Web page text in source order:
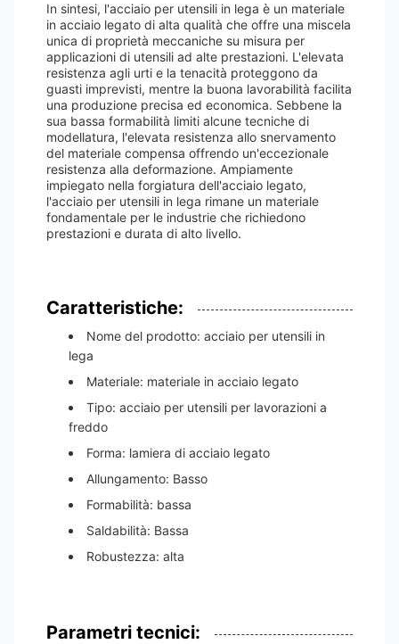
In sintesi, l'acciaio per utensili in lega è un materiale
in acciaio legato di alta qualità che offre una miscela
unica di proprietà meccaniche su misura per
applicazioni di utensili ad alte prestazioni. L'elevata
resistenza agli urti e la tenacità proteggono da
guasti imprevisti, mentre la buona lavorabilità facilita
una produzione precisa ed economica. Sebbene la
sua bassa formabilità limiti alcune tecniche di
modellatura, l'elevata resistenza allo snervamento
del materiale compensa offrendo un'eccezionale
resistenza alla deformazione. Ampiamente
impiegato nella forgiatura dell'acciaio legato,
l'acciaio per utensili in lega rimane un materiale
fondamentale per le industrie che richiedono
prestazioni e durata di alto livello.
Caratteristiche:
Nome del prodotto: acciaio per utensili in
lega
Materiale: materiale in acciaio legato
Tipo: acciaio per utensili per lavorazioni a
freddo
Forma: lamiera di acciaio legato
Allungamento: Basso
Formabilità: bassa
Saldabilità: Bassa
Robustezza: alta
Parametri tecnici: